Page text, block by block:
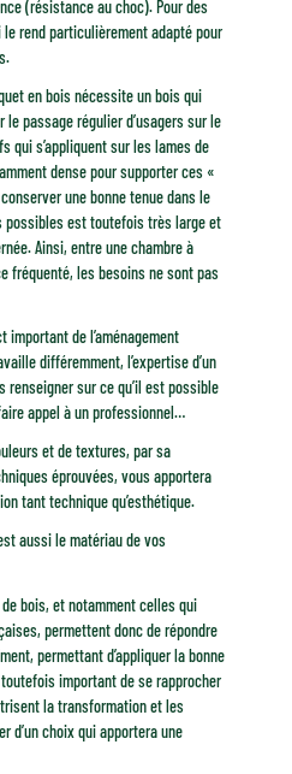
(résistance au choc). Pour des
rend particulièrement adapté pour
en bois nécessite un bois qui
le passage régulier d’usagers sur le
qui s’appliquent sur les lames de
dense pour supporter ces «
une bonne tenue dans le
possibles est toutefois très large et
Ainsi, entre une chambre à
fréquenté, les besoins ne sont pas
de l’aménagement
différemment, l’expertise d’un
sur ce qu’il est possible
appel à un professionnel…
et de textures, par sa
éprouvées, vous apportera
tant technique qu’esthétique.
aussi le matériau de vos
bois, et notamment celles qui
permettent donc de répondre
permettant d’appliquer la bonne
important de se rapprocher
la transformation et les
d’un choix qui apportera une